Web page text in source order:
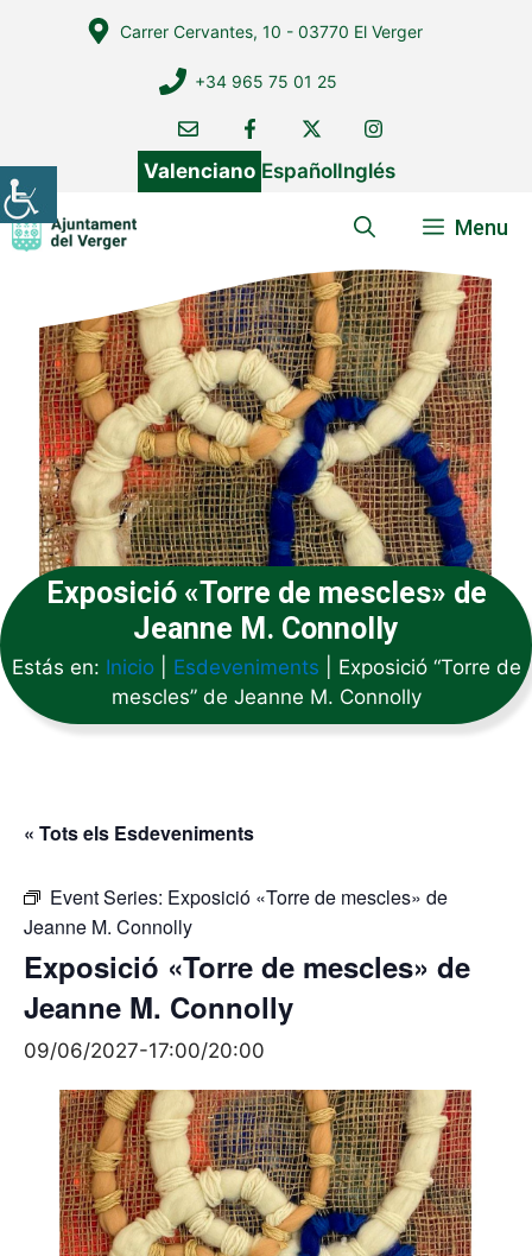
Carrer Cervantes, 10 - 03770 El Verger
+34 965 75 01 25
Valenciano EspañolInglés
Menu
Exposició «Torre de mescles» de
Jeanne M. Connolly
Estás en: Inicio| Esdeveniments
Exposició “Torre de
mescles” de Jeanne M. Connolly
« Tots els Esdeveniments
Event Series: Exposició «Torre de mescles» de
Jeanne M. Connolly
Exposició «Torre de mescles» de
Jeanne M. Connolly
09/06/2027-17:00/20:00